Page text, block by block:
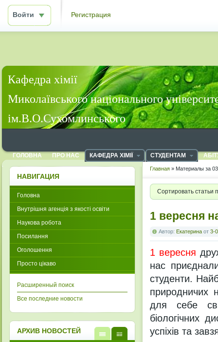
Войти Регистрация
Кафедра хімії
Миколаївського національного
ім.В.О.Сухомлинського
ГОЛОВНА ПРО НАС КАФЕДРА ХІМІЇ СТУДЕНТАМ
Главная » Материалы за
Сортировать статьи
1 вересня
Автор: Екатерина от 3-
1 вересня
нас
студенти.
природничих
для себе
біологічних
успіхів та
НАВИГАЦИЯ
Головна
Внутрішня агенція з якості освіти
Наукова робота
Посилання
Оголошення
Просто цікаво
Расширенный поиск
Все последние новости
АРХИВ НОВОСТЕЙ